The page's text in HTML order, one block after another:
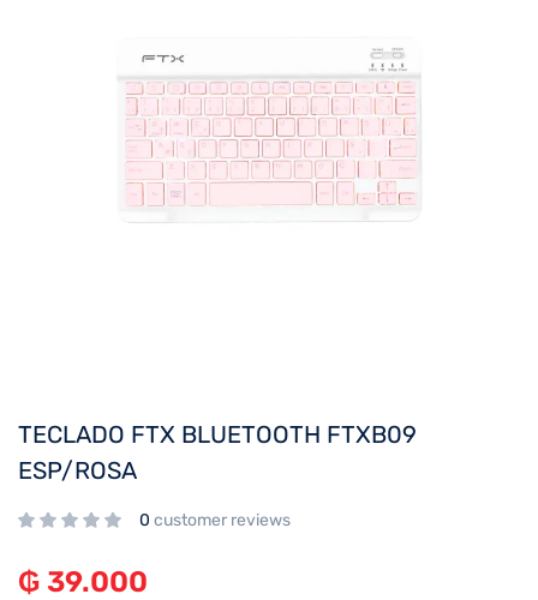
TECLADO FTX BLUETOOTH FTXB09
ESP/ROSA
0 customer reviews
₲ 39.000
Create an account